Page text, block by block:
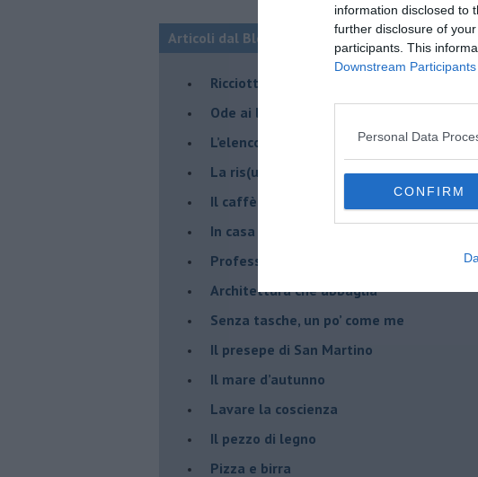
information disclosed to
further disclosure of
participants. This
Downstream Participants
Personal Data
CONFIRM
Articoli dal Blog “Pagine allegre” di Gianni
​Ricciotti Ensemble: ovunque e per tutti
Ode ai lacci
​L’elenco telefonico
​La ris(u)onanza
​Il caffè Mattia Moreni
​In casa ho una macchina del tempo
Professione: reporter
Architettura che abbaglia
​Senza tasche, un po’ come me
​Il presepe di San Martino
​Il mare d’autunno
​Lavare la coscienza
​Il pezzo di legno
​Pizza e birra